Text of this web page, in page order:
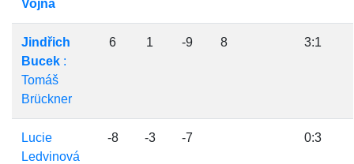
Vojna
Jindřich
Bucek :
Tomáš
Brückner
6 1 -9 8 3:1
Lucie
Ledvinová
-8 -3 -7 0:3